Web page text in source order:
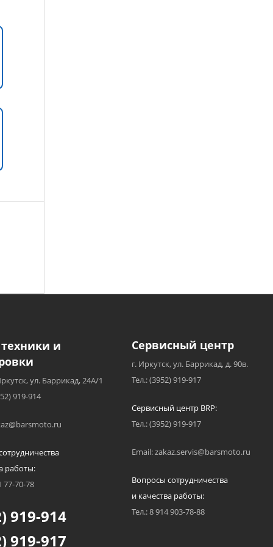
и
ул. Баррикад, 24А/1
919-914
работы:
77-70-78
919-914
919-917
Сервисный центр
г. Иркутск, ул. Баррикад, д. 90в.
Тел.: (3952) 919-917
Сервисный центр BRP:
Тел.: (3952) 919-917
Email: zakaz.servis@barsmoto.ru
Вопросы сотрудничества
и качества работы:
Тел.: 8 914 903-78-88